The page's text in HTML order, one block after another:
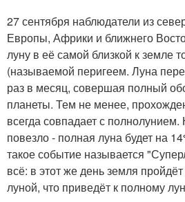
27 сентября наблюдатели из
Европы, Африки и ближнего
луну в её самой близкой к земле
(называемой перигеем. Луна
раз в месяц, совершая полный
планеты. Тем не менее,
всегда совпадает с
повезло - полная луна будет на
такое событие называется
всё: в этот же день земля
луной, что приведёт к полному